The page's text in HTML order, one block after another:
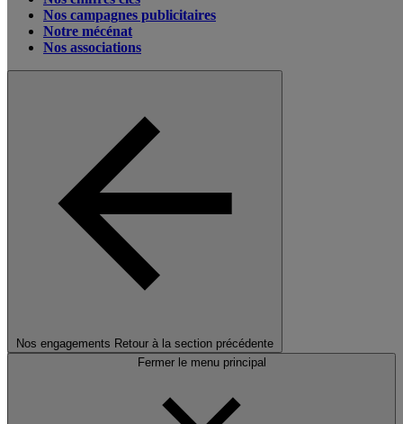
Nos campagnes publicitaires
Notre mécénat
Nos associations
Nos engagements Retour à la section précédente
Fermer le menu principal